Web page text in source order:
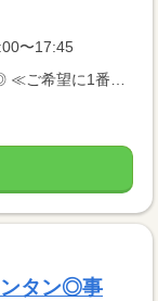
〜17:45
平日のみ・週5日のお仕事がメインです◎ ≪ご希望に1番近いお仕事をご紹介いたします♪≫
ンタン◎事